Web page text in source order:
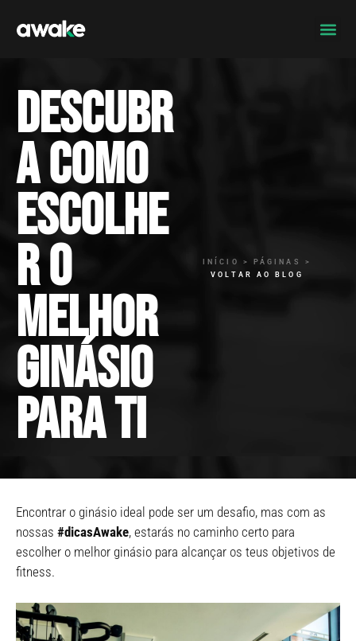
Descubr
a como
escolhe
r o
melhor
ginásio
para ti
INÍCIO > PÁGINAS >
VOLTAR AO BLOG
Encontrar o ginásio ideal pode ser um desafio, mas com as
nossas #dicasAwake, estarás no caminho certo para
escolher o melhor ginásio para alcançar os teus objetivos de
fitness.